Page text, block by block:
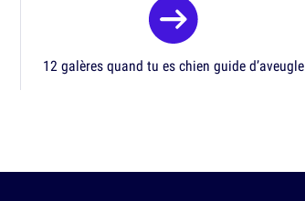
12 galères quand tu es chien guide d’aveugle